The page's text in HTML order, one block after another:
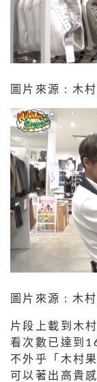
圖片來源 : 木
圖片來源 : 木
片段上載到木
看次數已達到
不外乎「木村
可以著出高貴